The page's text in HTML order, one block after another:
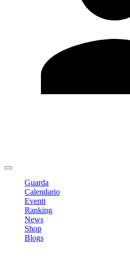
Guarda
Calendario
Eventi
Ranking
News
Shop
Blogs